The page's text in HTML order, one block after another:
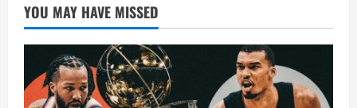
YOU MAY HAVE MISSED